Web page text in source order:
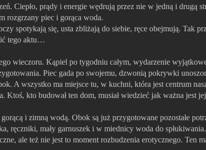
Ciepło, prądy i energie wędrują przez nie w jedną i drugą
rozgrzany piec i gorąca woda.
spotykają się, usta zbliżają do siebie, ręce obejmują. Tak
tego aktu…
wieczoru. Kąpiel po tygodniu całym, wydarzenie
Piec gada po swojemu, dzwonią pokrywki
A wszystko ma miejsce tu, w kuchni, która jest centrum
Ktoś, kto budował ten dom, musiał wiedzieć jak ważna jest
i zimną wodą. Obok są już przygotowane pozostałe
ręczniki, mały garnuszek i w miednicy woda do
ale też nie jest to moment rozbudzenia erotycznego. Ten